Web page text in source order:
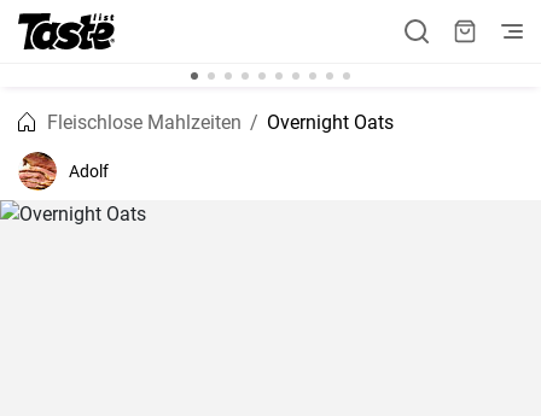
Fleischlose Mahlzeiten Overnight Oats
Adolf